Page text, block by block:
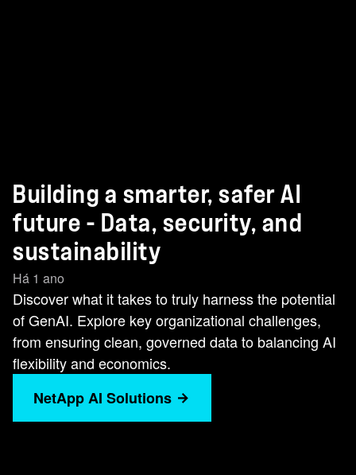
Building a smarter, safer AI
future - Data, security, and
sustainability
Há 1 ano
Discover what it takes to truly harness the potential
of GenAI. Explore key organizational challenges,
from ensuring clean, governed data to balancing AI
flexibility and economics.
NetApp AI Solutions